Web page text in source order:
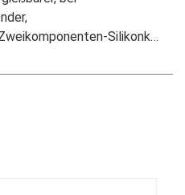
Silikonk…